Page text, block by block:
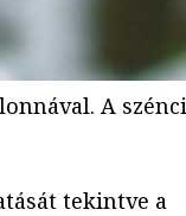
A
tekintve a